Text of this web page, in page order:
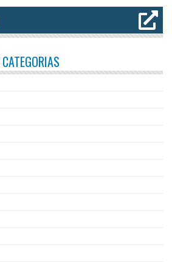
CATEGORIAS